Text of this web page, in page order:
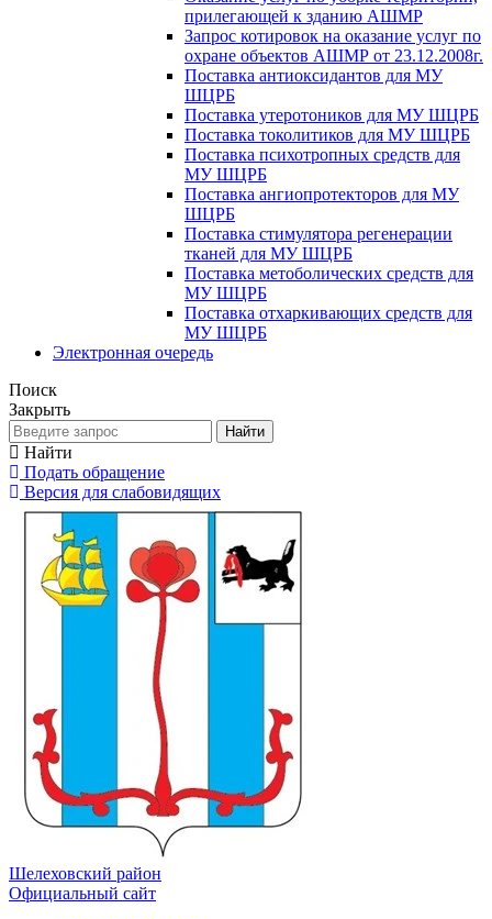
прилегающей к зданию АШМР
Запрос котировок на оказание услуг по
охране объектов АШМР от 23.12.2008г.
Поставка антиоксидантов для МУ
ШЦРБ
Поставка утеротоников для МУ ШЦРБ
Поставка токолитиков для МУ ШЦРБ
Поставка психотропных средств для
МУ ШЦРБ
Поставка ангиопротекторов для МУ
ШЦРБ
Поставка стимулятора регенерации
тканей для МУ ШЦРБ
Поставка метоболических средств для
МУ ШЦРБ
Поставка отхаркивающих средств для
МУ ШЦРБ
Электронная очередь
Поиск
Закрыть
Найти
Найти
Подать обращение
Версия для слабовидящих
Шелеховский район
Официальный сайт